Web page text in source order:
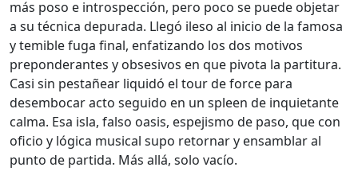
más poso e introspección, pero poco se puede objetar
a su técnica depurada. Llegó ileso al inicio de la famosa
y temible fuga final, enfatizando los dos motivos
preponderantes y obsesivos en que pivota la partitura.
Casi sin pestañear liquidó el tour de force para
desembocar acto seguido en un spleen de inquietante
calma. Esa isla, falso oasis, espejismo de paso, que con
oficio y lógica musical supo retornar y ensamblar al
punto de partida. Más allá, solo vacío.